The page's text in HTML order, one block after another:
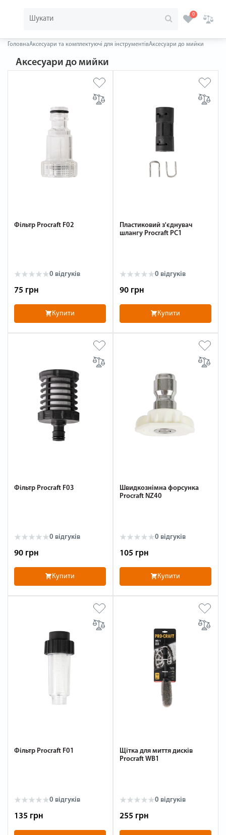
0
ГоловнаАксесуари та комплектуючі для інструментівАксесуари до мийки
Аксесуари до мийки
Фільтр Procraft F02
0 відгуків
75 грн
Купити
Пластиковий з'єднувач
шлангу Procraft PC1
0 відгуків
90 грн
Купити
Фільтр Procraft F03
0 відгуків
90 грн
Купити
Швидкознімна форсунка
Procraft NZ40
0 відгуків
105 грн
Купити
Фільтр Procraft F01
0 відгуків
135 грн
Щітка для миття дисків
Procraft WB1
0 відгуків
255 грн